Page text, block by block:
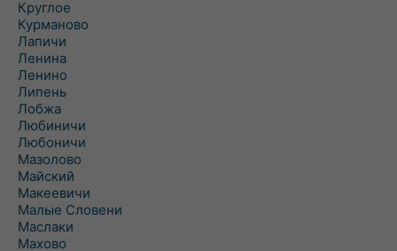
Круглое
Курманово
Лапичи
Ленина
Ленино
Липень
Лобжа
Любиничи
Любоничи
Мазолово
Майский
Макеевичи
Малые Словени
Маслаки
Махово